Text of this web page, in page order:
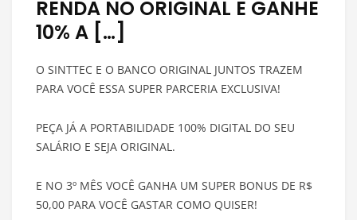
RENDA NO ORIGINAL E GANHE
10% A […]
O SINTTEC E O BANCO ORIGINAL JUNTOS TRAZEM
PARA VOCÊ ESSA SUPER PARCERIA EXCLUSIVA!
PEÇA JÁ A PORTABILIDADE 100% DIGITAL DO SEU
SALÁRIO E SEJA ORIGINAL.
E NO 3º MÊS VOCÊ GANHA UM SUPER BONUS DE R$
50,00 PARA VOCÊ GASTAR COMO QUISER!